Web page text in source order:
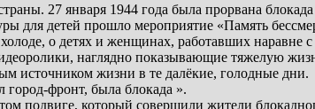
27 января 1944 года была прорвана
для детей прошло мероприятие «Память
о детях и женщинах, работавших
наглядно показывающие тяжелую
источником жизни в те далёкие, голодные дни.
фронт, была блокада ».
подвиге, который совершили жители